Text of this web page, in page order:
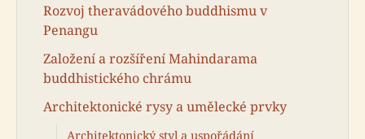
Rozvoj theravádového buddhismu v
Penangu
Založení a rozšíření Mahindarama
buddhistického chrámu
Architektonické rysy a umělecké prvky
Architektonický styl a uspořádání